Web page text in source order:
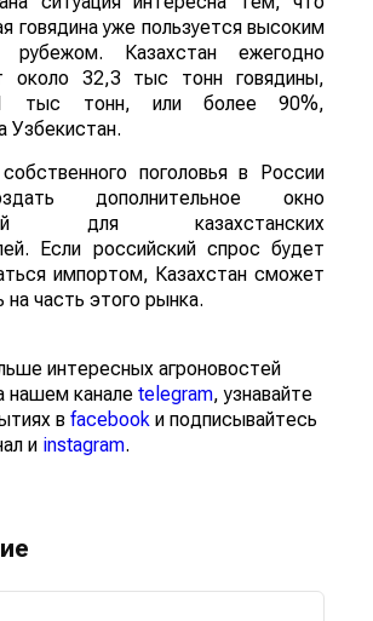
говядина уже пользуется высоким
Казахстан ежегодно
около 32,3 тыс тонн говядины,
тыс тонн, или более 90%,
Узбекистан.
поголовья в России
дополнительное окно
для казахстанских
Если российский спрос будет
импортом, Казахстан сможет
на часть этого рынка.
интересных агроновостей
нашем канале telegram, узнавайте
в facebook и подписывайтесь
и instagram.